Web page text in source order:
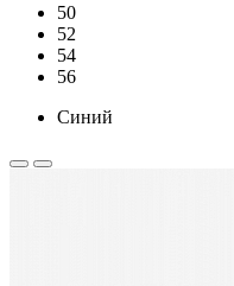
50
52
54
56
Синий